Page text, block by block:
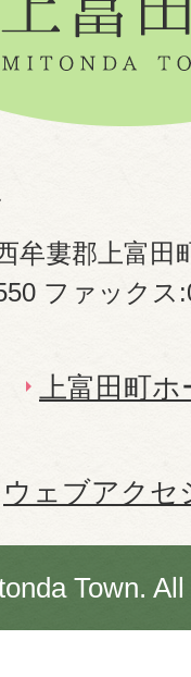
牟婁郡上富田
ファックス
上富田町
ウェブアクセ
Town.